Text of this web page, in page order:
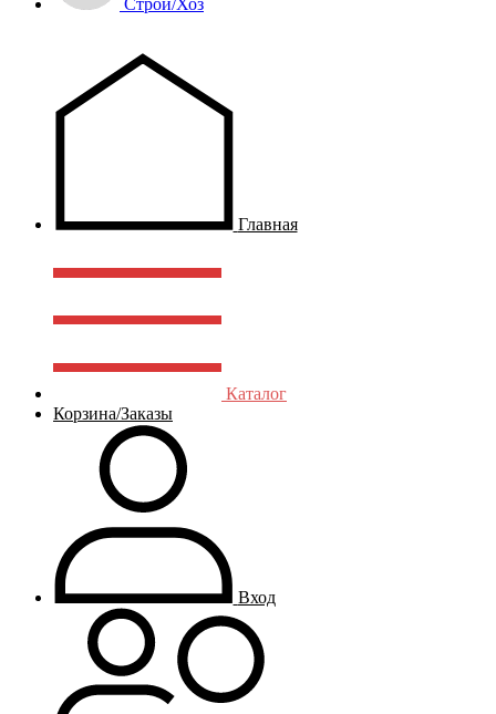
Строй/Хоз
Главная
Каталог
Корзина/Заказы
Вход